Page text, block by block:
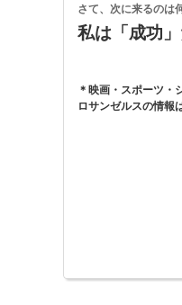
さて、次に来るのは
私は「成功
＊映画・スポーツ・
ロサンゼルスの情報